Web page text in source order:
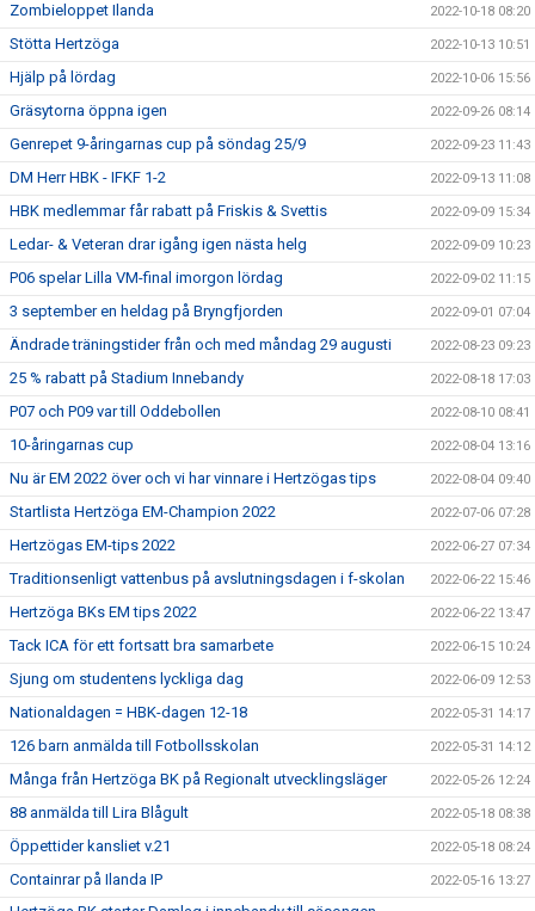
Zombieloppet Ilanda 2022-10-18 08:20
Stötta Hertzöga 2022-10-13 10:51
Hjälp på lördag 2022-10-06 15:56
Gräsytorna öppna igen 2022-09-26 08:14
Genrepet 9-åringarnas cup på söndag 25/9 2022-09-23 11:43
DM Herr HBK - IFKF 1-2 2022-09-13 11:08
HBK medlemmar får rabatt på Friskis & Svettis 2022-09-09 15:34
Ledar- & Veteran drar igång igen nästa helg 2022-09-09 10:23
P06 spelar Lilla VM-final imorgon lördag 2022-09-02 11:15
3 september en heldag på Bryngfjorden 2022-09-01 07:04
Ändrade träningstider från och med måndag 29 augusti 2022-08-23 09:23
25 % rabatt på Stadium Innebandy 2022-08-18 17:03
P07 och P09 var till Oddebollen 2022-08-10 08:41
10-åringarnas cup 2022-08-04 13:16
Nu är EM 2022 över och vi har vinnare i Hertzögas tips 2022-08-04 09:40
Startlista Hertzöga EM-Champion 2022 2022-07-06 07:28
Hertzögas EM-tips 2022 2022-06-27 07:34
Traditionsenligt vattenbus på avslutningsdagen i f-skolan 2022-06-22 15:46
Hertzöga BKs EM tips 2022 2022-06-22 13:47
Tack ICA för ett fortsatt bra samarbete 2022-06-15 10:24
Sjung om studentens lyckliga dag 2022-06-09 12:53
Nationaldagen = HBK-dagen 12-18 2022-05-31 14:17
126 barn anmälda till Fotbollsskolan 2022-05-31 14:12
Många från Hertzöga BK på Regionalt utvecklingsläger 2022-05-26 12:24
88 anmälda till Lira Blågult 2022-05-18 08:38
Öppettider kansliet v.21 2022-05-18 08:24
Containrar på Ilanda IP 2022-05-16 13:27